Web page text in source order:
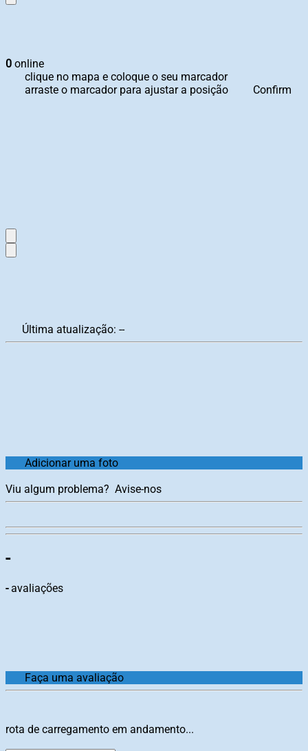
0 online
clique no mapa e coloque o seu marcador
arraste o marcador para ajustar a posição
Confirm
Última atualização: --
Adicionar uma foto
Viu algum problema? Avise-nos
-
-avaliações
Faça uma avaliação
rota de carregamento em andamento...